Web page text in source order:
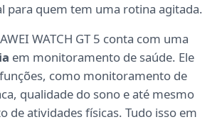
para quem tem uma rotina agitada.
WATCH GT 5 conta com uma
em monitoramento de saúde. Ele
como monitoramento de
qualidade do sono e até mesmo
de atividades físicas. Tudo isso em